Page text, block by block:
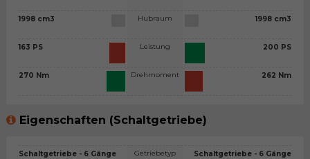
1998 cm3
163 PS
270 Nm
Hubraum
Leistung
Drehmoment
1998 cm3
200 PS
262 Nm
Eigenschaften (Schaltgetriebe)
Schaltgetriebe - 6 Gänge Getriebetyp Schaltgetriebe - 6 Gänge